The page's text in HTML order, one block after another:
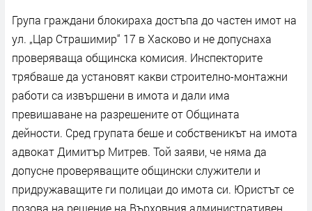
Група граждани блокираха достъпа до частен имот на
ул. „Цар Страшимир“ 17 в Хасково и не допуснаха
проверяваща общинска комисия. Инспекторите
трябваше да установят какви строително-монтажни
работи са извършени в имота и дали има
превишаване на разрешените от Общината
дейности. Сред групата беше и собственикът на имота
адвокат Димитър Митрев. Той заяви, че няма да
допусне проверяващите общински служители и
придружаващите ги полицаи до имота си. Юристът се
позова на решение на Върховния административен